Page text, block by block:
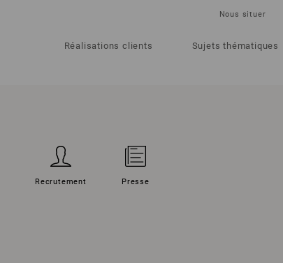
Réalisations clients Sujets thématiques
Nous situer
Recrutement Presse